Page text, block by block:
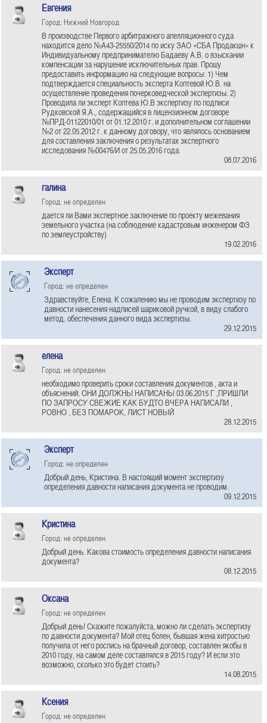
Евгения
Город: Нижний Новгород
В производстве Первого арбитражного апелляционного суда
находится дело №А43-25550/2014 по иску ЗАО «СБА Продакшн» к
Индивидуальному предпринимателю Бадаеву А.В. о взыскании
компенсации за нарушение исключительных прав. Прошу
предоставить информацию на следующие вопросы: 1) Чем
подтверждается специальность эксперта Коптевой Ю.В. на
осуществление проведения почерковедческой экспертизы. 2)
Проводила ли эксперт Коптева Ю.В экспертизу по подписи
Рудковской Я.А., содержащийся в лицензионном договоре
№ПРД-01122010/01 от 01.12.2010 г. и дополнительном соглашении
№2 от 22.05.2012 г. к данному договору, что являлось основанием
для составления заключения о результатах экспертного
исследования №00476/И от 25.05.2016 года.
08.07.2016
галина
Город: не определен
дается ли Вами экспертное заключение по проекту межевания
земельного участка (на соблюдение кадастровым инженером ФЗ
по землеустройству)
19.02.2016
Эксперт
Город: не определен
Здравствуйте, Елена. К сожалению мы не проводим экспертизу по
давности нанесения надписей шариковой ручкой, в виду слабого
метод. обеспечения данного вида экспертизы.
29.12.2015
елена
Город: не определен
необходимо проверить сроки составления документов , акта и
объяснений. ОНИ ДОЛЖНЫ НАПИСАНЫ 03.06.2015 Г ,ПРИШЛИ
ПО ЗАПРОСУ СВЕЖИЕ КАК БУДТО ВЧЕРА НАПИСАЛИ ,
РОВНО , БЕЗ ПОМАРОК, ЛИСТ НОВЫЙ
28.12.2015
Эксперт
Город: не определен
Добрый день, Кристина. В настоящий момент экспертизу
определения давности написания документа не проводим.
09.12.2015
Кристина
Город: не определен
Добрый день. Какова стоимость определения давности написания
документа?
08.12.2015
Оксана
Город: не определен
Добрый день! Скажите пожалуйста, можно ли сделать экспертизу
по давности документа? Мой отец болен, бывшая жена хитростью
получила от него роспись на брачный договор, составлен якобы в
2010 году, на самом деле составлялся в 2015 году? И если это
возможно, сколько это будет стоить?
14.08.2015
Ксения
Город: не определен